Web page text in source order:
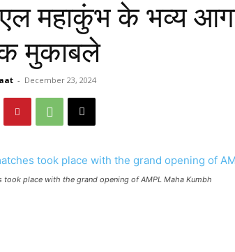
महाकुंभ के भव्य
मुकाबले
- December 23, 2024
took place with the grand opening of AMPL Maha Kumbh